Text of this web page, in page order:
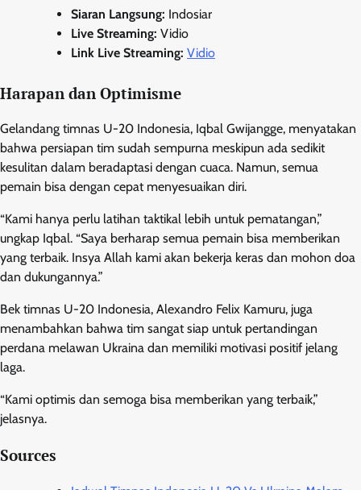
Siaran Langsung: Indosiar
Live Streaming: Vidio
Link Live Streaming: Vidio
Harapan dan Optimisme
Gelandang timnas U-20 Indonesia, Iqbal Gwijangge, menyatakan
bahwa persiapan tim sudah sempurna meskipun ada sedikit
kesulitan dalam beradaptasi dengan cuaca. Namun, semua
pemain bisa dengan cepat menyesuaikan diri.
“Kami hanya perlu latihan taktikal lebih untuk pematangan,”
ungkap Iqbal. “Saya berharap semua pemain bisa memberikan
yang terbaik. Insya Allah kami akan bekerja keras dan mohon doa
dan dukungannya.”
Bek timnas U-20 Indonesia, Alexandro Felix Kamuru, juga
menambahkan bahwa tim sangat siap untuk pertandingan
perdana melawan Ukraina dan memiliki motivasi positif jelang
laga.
“Kami optimis dan semoga bisa memberikan yang terbaik,”
jelasnya.
Sources